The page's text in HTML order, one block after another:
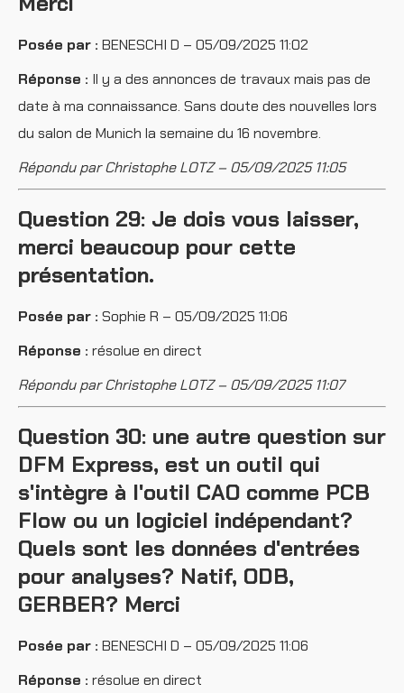
Posée par : BENESCHI D – 05/09/2025 11:02
Réponse : Il y a des annonces de travaux mais pas de
date à ma connaissance. Sans doute des nouvelles lors
du salon de Munich la semaine du 16 novembre.
Répondu par Christophe LOTZ – 05/09/2025 11:05
Question 29: Je dois vous laisser,
merci beaucoup pour cette
présentation.
Posée par : Sophie R – 05/09/2025 11:06
Réponse : résolue en direct
Répondu par Christophe LOTZ – 05/09/2025 11:07
Question 30: une autre question sur
DFM Express, est un outil qui
s'intègre à l'outil CAO comme PCB
Flow ou un logiciel indépendant?
Quels sont les données d'entrées
pour analyses? Natif, ODB,
GERBER? Merci
Posée par : BENESCHI D – 05/09/2025 11:06
Réponse : résolue en direct